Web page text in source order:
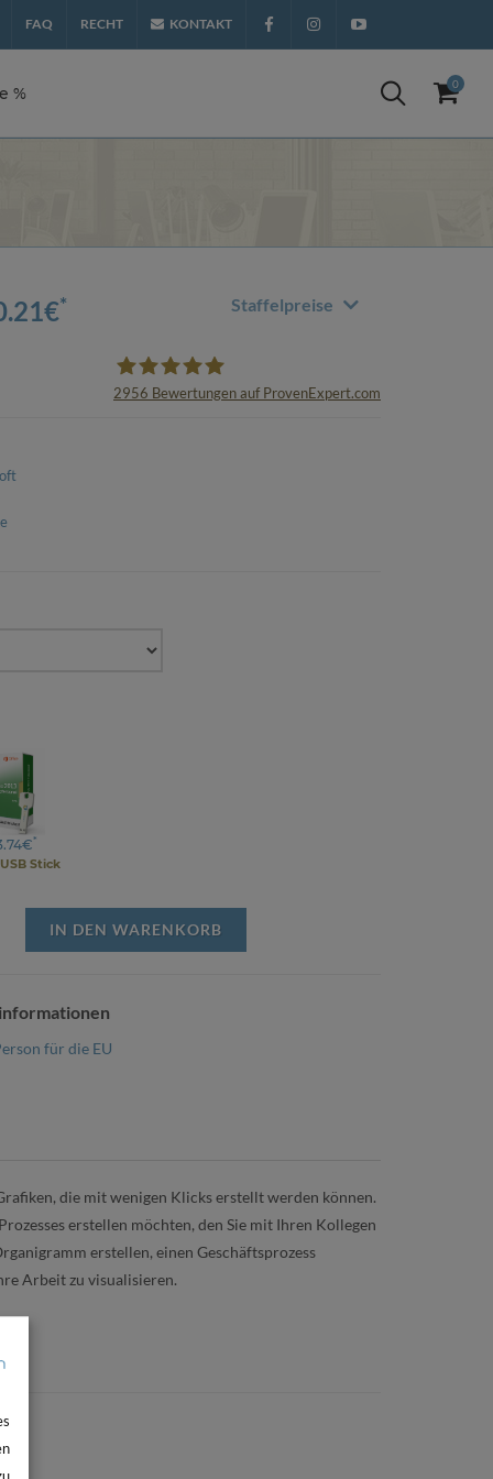
FAQ RECHT KONTAKT
% 0
€* Staffelpreise
2956 Bewertungen auf ProvenExpert.com
*
Stick
IN DEN WARENKORB
für die EU
die mit wenigen Klicks erstellt werden können.
erstellen möchten, den Sie mit Ihren Kollegen
erstellen, einen Geschäftsprozess
Arbeit zu visualisieren.